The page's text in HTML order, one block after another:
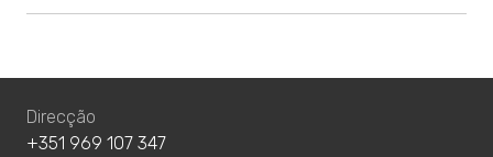
Direcção
+351 969 107 347